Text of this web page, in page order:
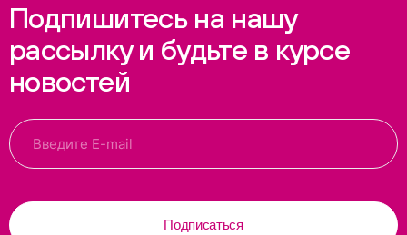
Подпишитесь на нашу
рассылку и будьте в курсе
новостей
Подписаться